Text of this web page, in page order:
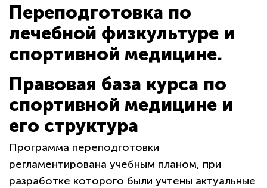
Переподготовка по
лечебной физкультуре и
спортивной медицине.
Правовая база курса по
спортивной медицине и
его структура
Программа переподготовки
регламентирована учебным планом, при
разработке которого были учтены актуальные